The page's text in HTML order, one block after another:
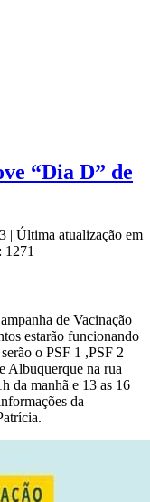
“Dia D” de
| Última atualização em
1271
de Vacinação
estarão funcionando
o PSF 1 ,PSF 2
Albuquerque na rua
da manhã e 13 as 16
da